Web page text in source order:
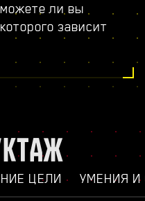
ли вы
зависит
ЦЕЛИ УМЕНИЯ